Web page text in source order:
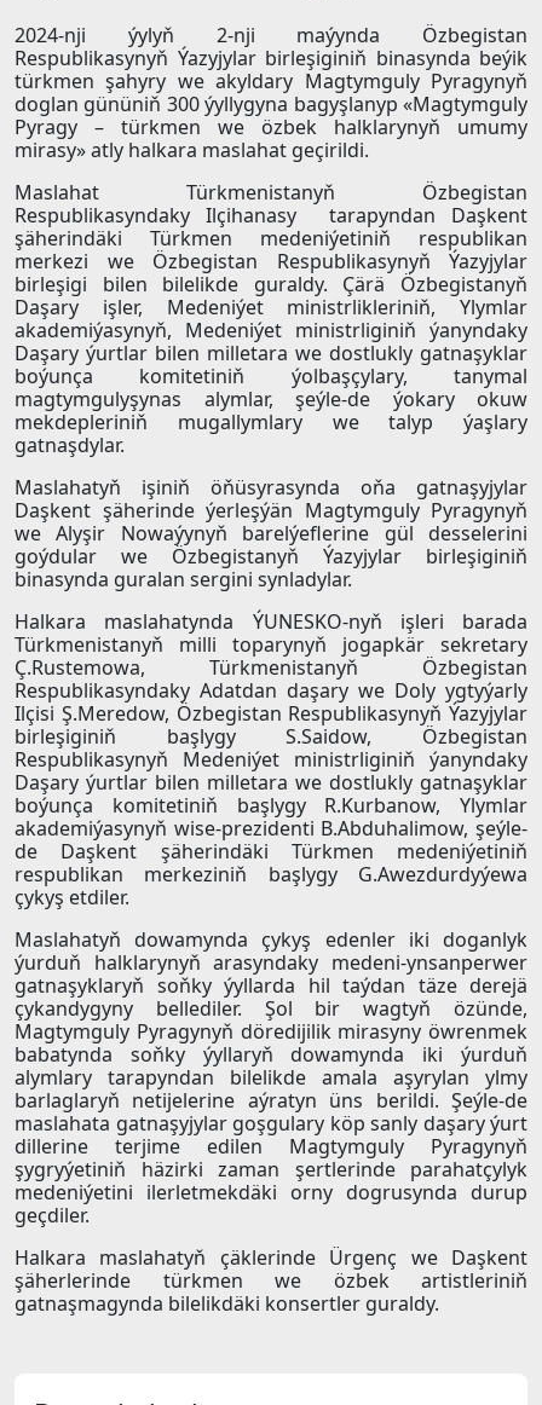
2024-nji ýylyň 2-nji maýynda Özbegistan
Respublikasynyň Ýazyjylar birleşiginiň binasynda beýik
türkmen şahyry we akyldary Magtymguly Pyragynyň
doglan gününiň 300 ýyllygyna bagyşlanyp «Magtymguly
Pyragy – türkmen we özbek halklarynyň umumy
mirasy» atly halkara maslahat geçirildi.
Maslahat Türkmenistanyň Özbegistan
Respublikasyndaky Ilçihanasy tarapyndan Daşkent
şäherindäki Türkmen medeniýetiniň respublikan
merkezi we Özbegistan Respublikasynyň Ýazyjylar
birleşigi bilen bilelikde guraldy. Çärä Özbegistanyň
Daşary işler, Medeniýet ministrlikleriniň, Ylymlar
akademiýasynyň, Medeniýet ministrliginiň ýanyndaky
Daşary ýurtlar bilen milletara we dostlukly gatnaşyklar
boýunça komitetiniň ýolbaşçylary, tanymal
magtymgulyşynas alymlar, şeýle-de ýokary okuw
mekdepleriniň mugallymlary we talyp ýaşlary
gatnaşdylar.
Maslahatyň işiniň öňüsyrasynda oňa gatnaşyjylar
Daşkent şäherinde ýerleşýän Magtymguly Pyragynyň
we Alyşir Nowaýynyň barelýeflerine gül desselerini
goýdular we Özbegistanyň Ýazyjylar birleşiginiň
binasynda guralan sergini synladylar.
Halkara maslahatynda ÝUNESKO-nyň işleri barada
Türkmenistanyň milli toparynyň jogapkär sekretary
Ç.Rustemowa, Türkmenistanyň Özbegistan
Respublikasyndaky Adatdan daşary we Doly ygtyýarly
Ilçisi Ş.Meredow, Özbegistan Respublikasynyň Ýazyjylar
birleşiginiň başlygy S.Saidow, Özbegistan
Respublikasynyň Medeniýet ministrliginiň ýanyndaky
Daşary ýurtlar bilen milletara we dostlukly gatnaşyklar
boýunça komitetiniň başlygy R.Kurbanow, Ylymlar
akademiýasynyň wise-prezidenti B.Abduhalimow, şeýle-
de Daşkent şäherindäki Türkmen medeniýetiniň
respublikan merkeziniň başlygy G.Awezdurdyýewa
çykyş etdiler.
Maslahatyň dowamynda çykyş edenler iki doganlyk
ýurduň halklarynyň arasyndaky medeni-ynsanperwer
gatnaşyklaryň soňky ýyllarda hil taýdan täze derejä
çykandygyny bellediler. Şol bir wagtyň özünde,
Magtymguly Pyragynyň döredijilik mirasyny öwrenmek
babatynda soňky ýyllaryň dowamynda iki ýurduň
alymlary tarapyndan bilelikde amala aşyrylan ylmy
barlaglaryň netijelerine aýratyn üns berildi. Şeýle-de
maslahata gatnaşyjylar goşgulary köp sanly daşary ýurt
dillerine terjime edilen Magtymguly Pyragynyň
şygryýetiniň häzirki zaman şertlerinde parahatçylyk
medeniýetini ilerletmekdäki orny dogrusynda durup
geçdiler.
Halkara maslahatyň çäklerinde Ürgenç we Daşkent
şäherlerinde türkmen we özbek artistleriniň
gatnaşmagynda bilelikdäki konsertler guraldy.